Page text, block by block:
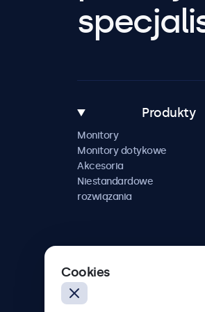
Produkty
Monitory
Monitory dotykowe
Akcesoria
Niestandardowe
rozwiązania
Cookies